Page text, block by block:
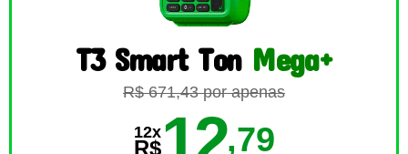
T3 Smart Ton Mega+
R$ 671,43 por apenas
12x
R$ ,79